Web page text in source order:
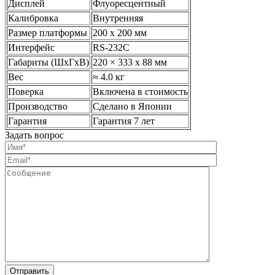
Дисплей
Флуоресцентный
Калибровка
Внутренняя
Размер платформы 200 х 200 мм
Интерфейс
RS-232C
Габариты (ШхГхВ) 220 × 333 х 88 мм
Вес
≈ 4.0 кг
Поверка
Включена в стоимость
Производство
Сделано в Японии
Гарантия
Гарантия 7 лет
Задать вопрос